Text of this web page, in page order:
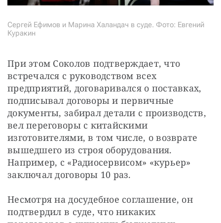
Сергей Ефимов и Марина Халандач в суде. Фото: Евгений
Куракин
При этом Соколов подтверждает, что
встречался с руководством всех
предприятий, договаривался о поставках,
подписывал договоры и первичные
документы, забирал детали с производств,
вел переговоры с китайскими
изготовителями, в том числе, о возврате
вышедшего из строя оборудования.
Например, с «Радиосервисом» «курьер»
заключал договоры 10 раз.
Несмотря на досудебное соглашение, он
подтвердил в суде, что никаких